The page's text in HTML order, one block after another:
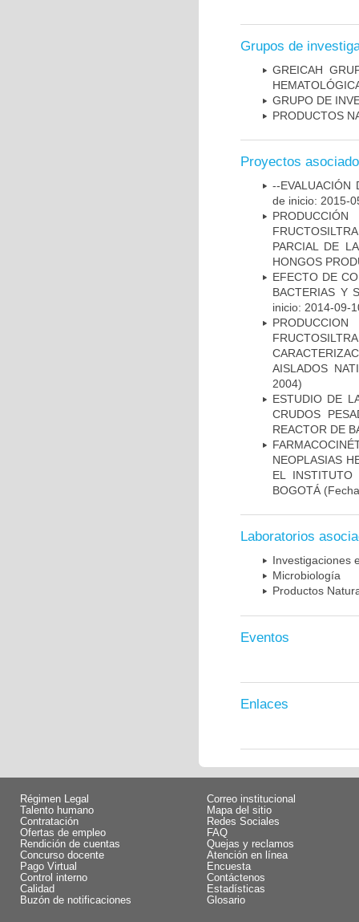
Grupos de
GREICAH
GRUPO DE
PRODUCTOS
Proyectos
--EVALUACIÓN
de inicio: 2015-
PARCIAL DE
HONGOS
EFECTO DE
BACTERIAS Y
inicio: 2014-09-
AISLADOS
2004)
ESTUDIO DE
CRUDOS
REACTOR DE
NEOPLASIAS
EL INSTITUTO
BOGOTÁ
Laboratorios
Investigaciones
Microbiología
Productos
Eventos
Enlaces
Régimen Legal
Talento humano
Contratación
Ofertas de empleo
Rendición de cuentas
Concurso docente
Pago Virtual
Control interno
Calidad
Buzón de notificaciones
Correo institucional
Mapa del sitio
Redes Sociales
FAQ
Quejas y reclamos
Atención en línea
Encuesta
Contáctenos
Estadísticas
Glosario